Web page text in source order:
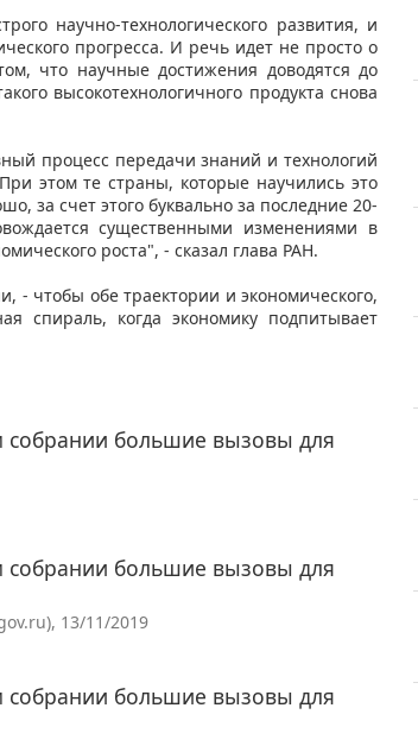
научно-технологического развития, и
прогресса. И речь идет не просто о
что научные достижения доводятся до
высокотехнологичного продукта снова
процесс передачи знаний и технологий
этом те страны, которые научились это
за счет этого буквально за последние 20-
существенными изменениями в
роста", - сказал глава РАН.
- чтобы обе траектории и экономического,
спираль, когда экономику подпитывает
большие вызовы для
большие вызовы для
13/11/2019
большие вызовы для